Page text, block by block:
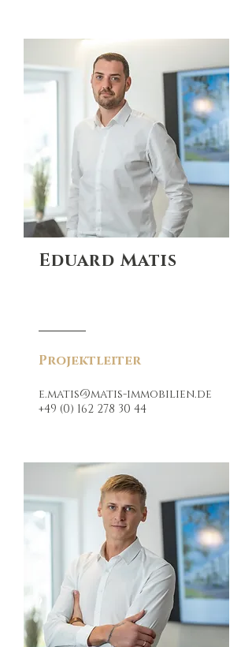
Eduard Matis
Projektleiter
e.matis@matis-immobilien.de
+49 (0) 162 278 30 44